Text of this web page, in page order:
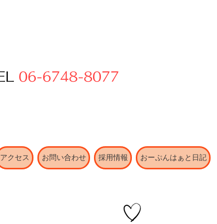
06-6748-8077
アクセス お問い合わせ 採用情報 おーぷんはぁと日記